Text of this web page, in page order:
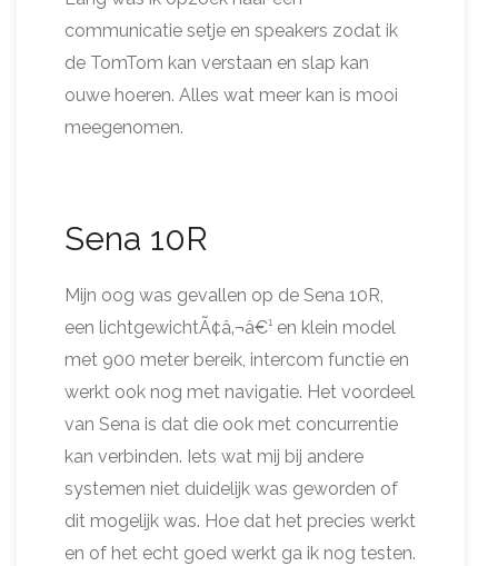
communicatie setje en speakers zodat ik
de TomTom kan verstaan en slap kan
ouwe hoeren. Alles wat meer kan is mooi
meegenomen.
Sena 10R
Mijn oog was gevallen op de Sena 10R,
een lichtgewichtÃ¢â‚¬â€¹ en klein model
met 900 meter bereik, intercom functie en
werkt ook nog met navigatie. Het voordeel
van Sena is dat die ook met concurrentie
kan verbinden. Iets wat mij bij andere
systemen niet duidelijk was geworden of
dit mogelijk was. Hoe dat het precies werkt
en of het echt goed werkt ga ik nog testen.